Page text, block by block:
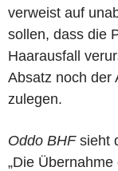
verweist auf
sollen, dass die
Haarausfall
Absatz noch der
zulegen.
Oddo BHFsieht
„Die